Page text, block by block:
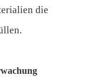
die